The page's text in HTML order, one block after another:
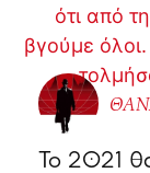
Το 2021